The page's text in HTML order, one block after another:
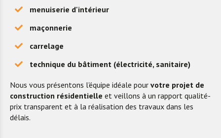
menuiserie d'intérieur
maçonnerie
carrelage
technique du bâtiment (électricité, sanitaire)
Nous vous présentons l'équipe idéale pour votre projet de
construction résidentielle et veillons à un rapport qualité-
prix transparent et à la réalisation des travaux dans les
délais.